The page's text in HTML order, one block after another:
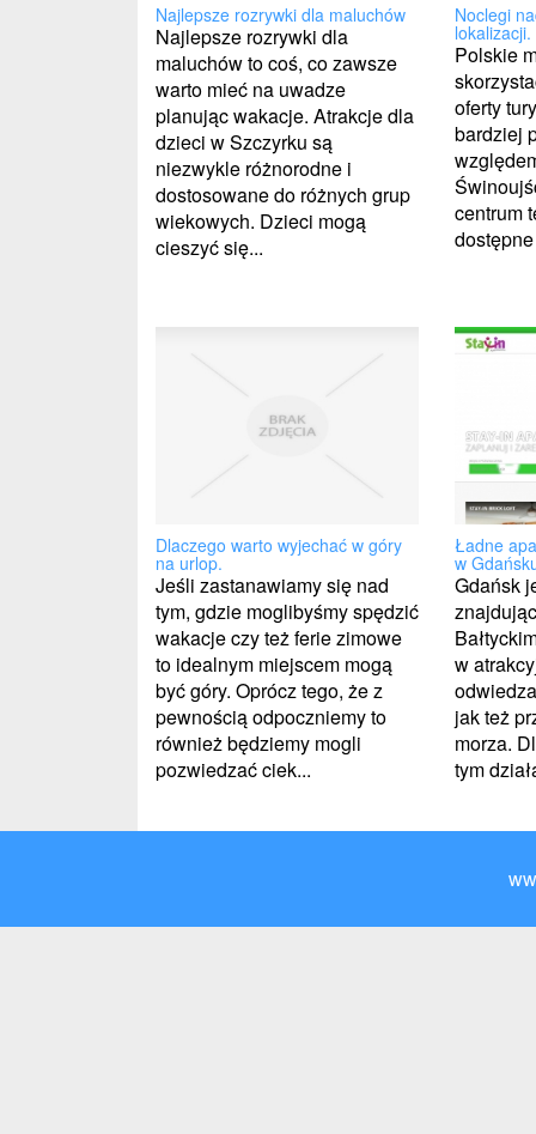
Najlepsze rozrywki dla maluchów
Najlepsze rozrywki dla
maluchów to coś, co zawsze
warto mieć na uwadze
planując wakacje. Atrakcje dla
dzieci w Szczyrku są
niezwykle różnorodne i
dostosowane do różnych grup
wiekowych. Dzieci mogą
cieszyć się...
Noclegi
lokalizacji.
Polskie
oferty
bardziej
centrum
Dlaczego warto wyjechać w góry
na urlop.
Jeśli zastanawiamy się nad
tym, gdzie moglibyśmy spędzić
wakacje czy też ferie zimowe
to idealnym miejscem mogą
być góry. Oprócz tego, że z
pewnością odpoczniemy to
również będziemy mogli
pozwiedzać ciek...
Ładne
w
Gdańsk
w
jak też
morza.
tym